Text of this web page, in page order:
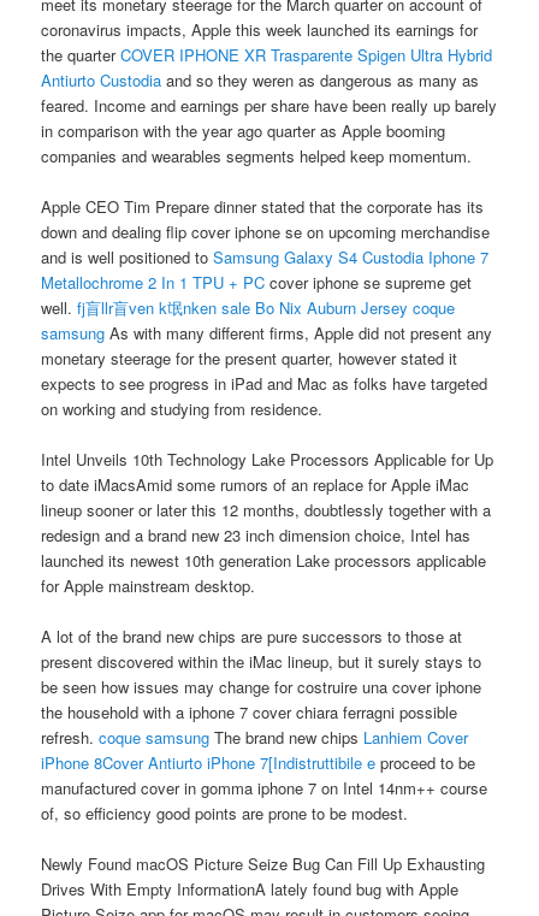
coronavirus impacts, Apple this week launched its earnings for
the quarterCOVER IPHONE XR Trasparente Spigen Ultra Hybrid
Antiurto Custodia and so they weren as dangerous as many as
feared. Income and earnings per share have been really up barely
in comparison with the year ago quarter as Apple booming
companies and wearables segments helped keep momentum.
Apple CEO Tim Prepare dinner stated that the corporate has its
down and dealing flip cover iphone se on upcoming merchandise
and is well positioned toSamsung Galaxy S4 Custodia Iphone 7
Metallochrome 2 In 1 TPU + PC cover iphone se supreme get
well.fj盲llr盲ven k氓nken sale Bo Nix Auburn Jersey coque
samsung As with many different firms, Apple did not present any
monetary steerage for the present quarter, however stated it
expects to see progress in iPad and Mac as folks have targeted
on working and studying from residence.
Intel Unveils 10th Technology Lake Processors Applicable for Up
to date iMacsAmid some rumors of an replace for Apple iMac
lineup sooner or later this 12 months, doubtlessly together with a
redesign and a brand new 23 inch dimension choice, Intel has
launched its newest 10th generation Lake processors applicable
for Apple mainstream desktop.
A lot of the brand new chips are pure successors to those at
present discovered within the iMac lineup, but it surely stays to
be seen how issues may change for costruire una cover iphone
the household with a iphone 7 cover chiara ferragni possible
refresh.coque samsung The brand new chips Lanhiem Cover
iPhone 8Cover Antiurto iPhone 7[Indistruttibile e proceed to be
manufactured cover in gomma iphone 7 on Intel 14nm++ course
of, so efficiency good points are prone to be modest.
Newly Found macOS Picture Seize Bug Can Fill Up Exhausting
Drives With Empty InformationA lately found bug with Apple